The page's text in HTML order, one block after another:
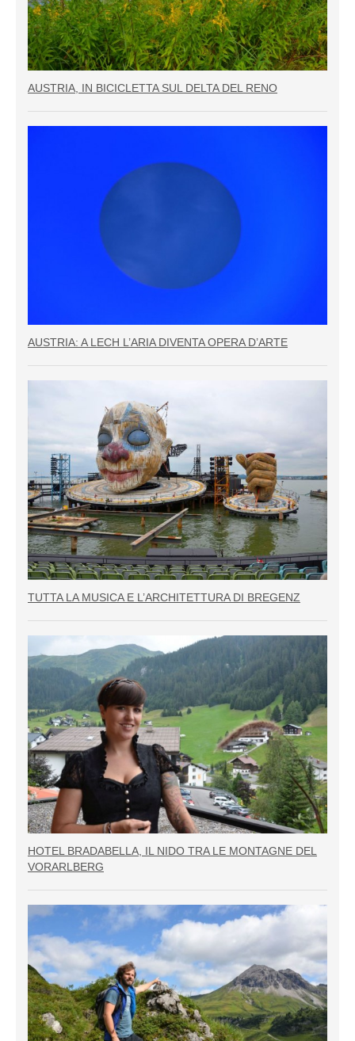
AUSTRIA, IN BICICLETTA SUL DELTA DEL RENO
AUSTRIA: A LECH L’ARIA DIVENTA OPERA D’ARTE
TUTTA LA MUSICA E L’ARCHITETTURA DI BREGENZ
HOTEL BRADABELLA, IL NIDO TRA LE MONTAGNE DEL
VORARLBERG